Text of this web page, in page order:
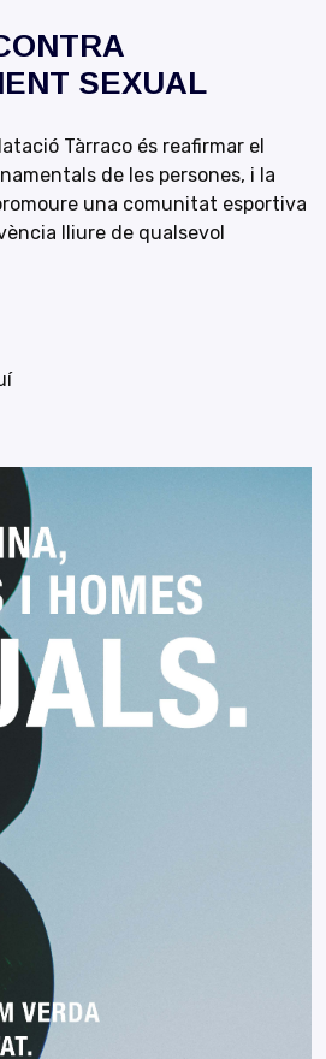
SEXUAL
Tàrraco és reafirmar el
de les persones, i la
una comunitat esportiva
lliure de qualsevol